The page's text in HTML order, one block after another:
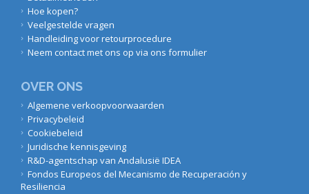
Hoe kopen?
Veelgestelde vragen
Handleiding voor retourprocedure
Neem contact met ons op via ons formulier
OVER ONS
Algemene verkoopvoorwaarden
Privacybeleid
Cookiebeleid
Juridische kennisgeving
R&D-agentschap van Andalusië IDEA
Fondos Europeos del Mecanismo de Recuperación y
Resiliencia